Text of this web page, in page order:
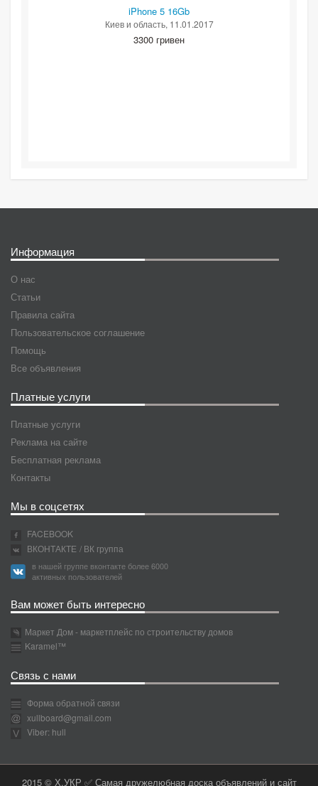
iPhone 5 16Gb
Киев и область, 11.01.2017
3300 гривен
Информация
О нас
Статьи
Правила сайта
Пользовательское соглашение
Помощь
Все объявления
Платные услуги
Платные услуги
Реклама на сайте
Бесплатная реклама
Контакты
Мы в соцсетях
FACEBOOK
ВКОНТАКТЕ / ВК группа
в нашей группе вконтакте более 6000
активных пользователей
Вам может быть интересно
Маркет Дом - маркетплейс по строительству домов
Karamel™
Связь с нами
Форма обратной связи
xullboard@gmail.com
Viber: hull
2015 © Х.УКР ✅ Самая дружелюбная доска объявлений и сайт